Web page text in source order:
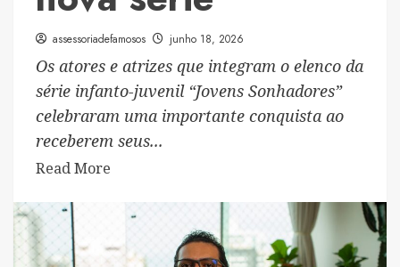
assessoriadefamosos junho 18, 2026
Os atores e atrizes que integram o elenco da
série infanto-juvenil “Jovens Sonhadores”
celebraram uma importante conquista ao
receberem seus...
Read More
about
de